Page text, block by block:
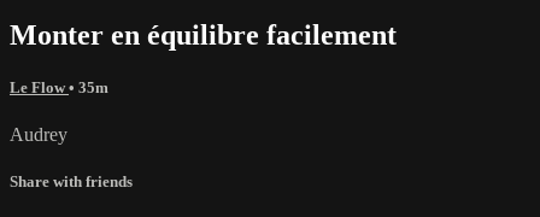
Monter en équilibre facilement
Le Flow• 35m
Audrey
Share with friends